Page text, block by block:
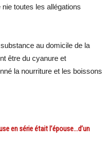
toutes les allégations
au domicile de la
être du cyanure et
la nourriture et les boissons
en série était l’épouse…d’un